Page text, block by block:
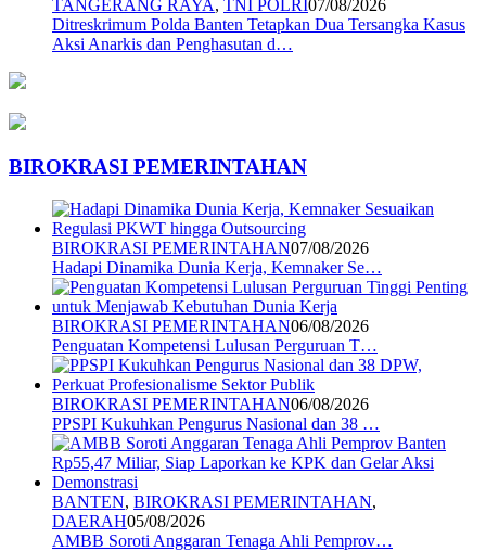
TANGERANG RAYA, TNI POLRI07/08/2026
Ditreskrimum Polda Banten Tetapkan Dua Tersangka Kasus
Aksi Anarkis dan Penghasutan d…
BIROKRASI PEMERINTAHAN
BIROKRASI PEMERINTAHAN07/08/2026
Hadapi Dinamika Dunia Kerja, Kemnaker Se…
BIROKRASI PEMERINTAHAN06/08/2026
Penguatan Kompetensi Lulusan Perguruan T…
BIROKRASI PEMERINTAHAN06/08/2026
PPSPI Kukuhkan Pengurus Nasional dan 38 …
BANTEN, BIROKRASI PEMERINTAHAN,
DAERAH05/08/2026
AMBB Soroti Anggaran Tenaga Ahli Pemprov…